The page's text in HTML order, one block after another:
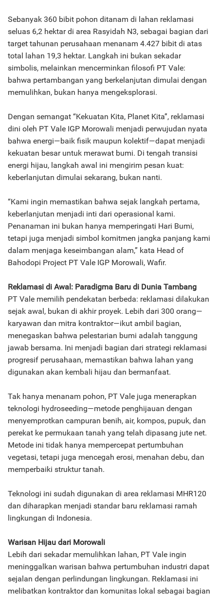
Sebanyak 360 bibit pohon ditanam di lahan reklamasi
seluas 6,2 hektar di area Rasyidah N3, sebagai bagian dari
target tahunan perusahaan menanam 4.427 bibit di atas
total lahan 19,3 hektar. Langkah ini bukan sekadar
simbolis, melainkan mencerminkan filosofi PT Vale:
bahwa pertambangan yang berkelanjutan dimulai dengan
memulihkan, bukan hanya mengeksplorasi.
Dengan semangat “Kekuatan Kita, Planet Kita”, reklamasi
dini oleh PT Vale IGP Morowali menjadi perwujudan nyata
bahwa energi—baik fisik maupun kolektif—dapat menjadi
kekuatan besar untuk merawat bumi. Di tengah transisi
energi hijau, langkah awal ini mengirim pesan kuat:
keberlanjutan dimulai sekarang, bukan nanti.
“Kami ingin memastikan bahwa sejak langkah pertama,
keberlanjutan menjadi inti dari operasional kami.
Penanaman ini bukan hanya memperingati Hari Bumi,
tetapi juga menjadi simbol komitmen jangka panjang kami
dalam menjaga keseimbangan alam,” kata Head of
Bahodopi Project PT Vale IGP Morowali, Wafir.
Reklamasi di Awal: Paradigma Baru di Dunia Tambang
PT Vale memilih pendekatan berbeda: reklamasi dilakukan
sejak awal, bukan di akhir proyek. Lebih dari 300 orang—
karyawan dan mitra kontraktor—ikut ambil bagian,
menegaskan bahwa pelestarian bumi adalah tanggung
jawab bersama. Ini menjadi bagian dari strategi reklamasi
progresif perusahaan, memastikan bahwa lahan yang
digunakan akan kembali hijau dan bermanfaat.
Tak hanya menanam pohon, PT Vale juga menerapkan
teknologi hydroseeding—metode penghijauan dengan
menyemprotkan campuran benih, air, kompos, pupuk, dan
perekat ke permukaan tanah yang telah dipasang jute net.
Metode ini tidak hanya mempercepat pertumbuhan
vegetasi, tetapi juga mencegah erosi, menahan debu, dan
memperbaiki struktur tanah.
Teknologi ini sudah digunakan di area reklamasi MHR120
dan diharapkan menjadi standar baru reklamasi ramah
lingkungan di Indonesia.
Warisan Hijau dari Morowali
Lebih dari sekadar memulihkan lahan, PT Vale ingin
meninggalkan warisan bahwa pertumbuhan industri dapat
sejalan dengan perlindungan lingkungan. Reklamasi ini
melibatkan kontraktor dan komunitas lokal sebagai bagian